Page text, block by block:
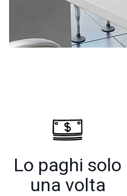
Lo paghi solo
una volta